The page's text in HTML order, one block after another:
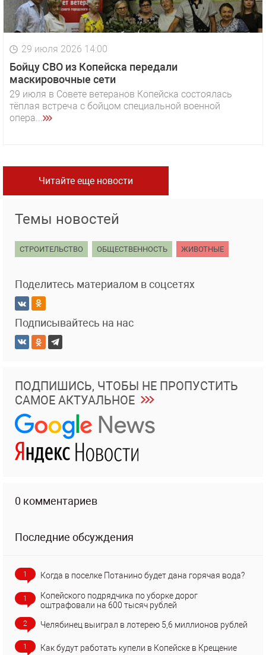
29 июля 2026 14:00
Бойцу СВО из Копейска передали
маскировочные сети
29 июля в Совете ветеранов Копейска состоялась
тёплая встреча с бойцом специальной военной
опера...
Читайте еще новости
Темы новостей
СТРОИТЕЛЬСТВО ОБЩЕСТВЕННОСТЬ ЖИВОТНЫЕ
Поделитесь материалом в соцсетях
Подписывайтесь на нас
ПОДПИШИСЬ, ЧТОБЫ НЕ ПРОПУСТИТЬ
САМОЕ АКТУАЛЬНОЕ
0 комментариев
Последние обсуждения
1 Когда в поселке Потанино будет дана горячая вода?
1
Копейского подрядчика по уборке дорог
оштрафовали на 600 тысяч рублей
2 Челябинец выиграл в лотерею 5,6 миллионов рублей
1 Как будут работать купели в Копейске в Крещение